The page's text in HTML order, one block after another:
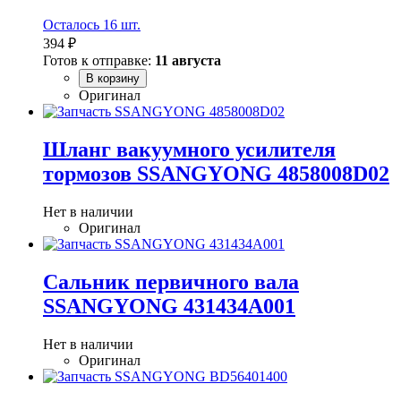
Осталось 16 шт.
394 ₽
Готов к отправке: 11 августа
В корзину
Оригинал
Шланг вакуумного усилителя
тормозов SSANGYONG 4858008D02
Нет в наличии
Оригинал
Сальник первичного вала
SSANGYONG 431434A001
Нет в наличии
Оригинал